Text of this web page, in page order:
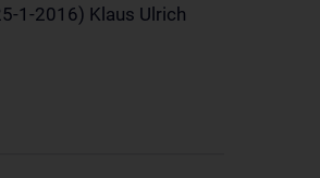
1-2016) Klaus Ulrich